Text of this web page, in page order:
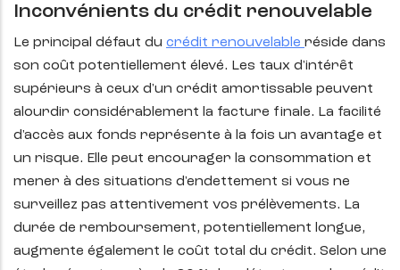
Inconvénients du crédit renouvelable
Le principal défaut du crédit renouvelable réside dans
son coût potentiellement élevé. Les taux d'intérêt
supérieurs à ceux d'un crédit amortissable peuvent
alourdir considérablement la facture finale. La facilité
d'accès aux fonds représente à la fois un avantage et
un risque. Elle peut encourager la consommation et
mener à des situations d'endettement si vous ne
surveillez pas attentivement vos prélèvements. La
durée de remboursement, potentiellement longue,
augmente également le coût total du crédit. Selon une